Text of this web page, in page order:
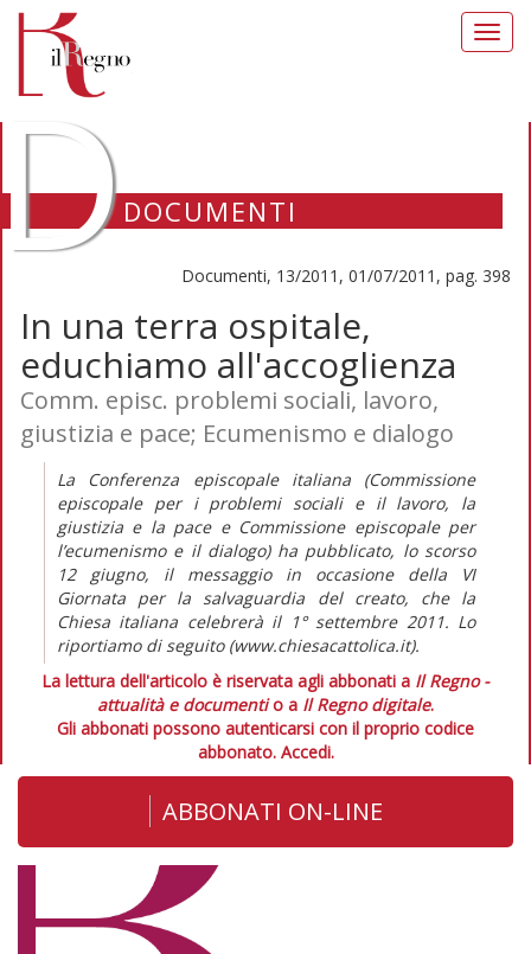
DOCUMENTI
Documenti, 13/2011, 01/07/2011, pag. 398
In una terra ospitale,
educhiamo all'accoglienza
Comm. episc. problemi sociali, lavoro,
giustizia e pace; Ecumenismo e dialogo
La Conferenza episcopale italiana (Commissione
episcopale per i problemi sociali e il lavoro, la
giustizia e la pace e Commissione episcopale per
l’ecumenismo e il dialogo) ha pubblicato, lo scorso
12 giugno, il messaggio in occasione della VI
Giornata per la salvaguardia del creato, che la
Chiesa italiana celebrerà il 1° settembre 2011. Lo
riportiamo di seguito (www.chiesacattolica.it).
La lettura dell'articolo è riservata agli abbonati a Il Regno -
attualità e documentio a Il Regno digitale.
Gli abbonati possono autenticarsi con il proprio codice
abbonato. Accedi.
ABBONATI ON-LINE